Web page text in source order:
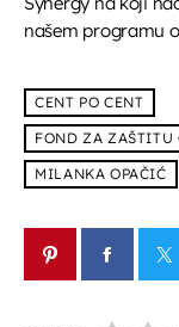
Informativni
07:00 - 07:30
našem programu
CENT PO CENT
FOND ZA ZAŠTITU
MILANKA OPAČIĆ